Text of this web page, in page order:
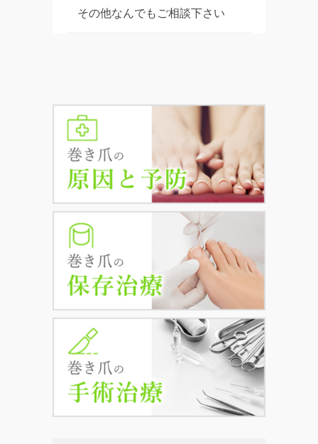
その他なんでもご相談下さい